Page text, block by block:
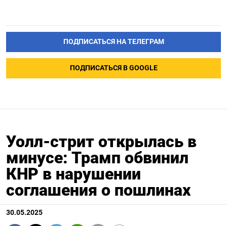
ПОДПИСАТЬСЯ НА ТЕЛЕГРАМ
ПОДПИСАТЬСЯ В GOOGLE
Уолл-стрит открылась в
минусе: Трамп обвинил
КНР в нарушении
соглашения о пошлинах
30.05.2025